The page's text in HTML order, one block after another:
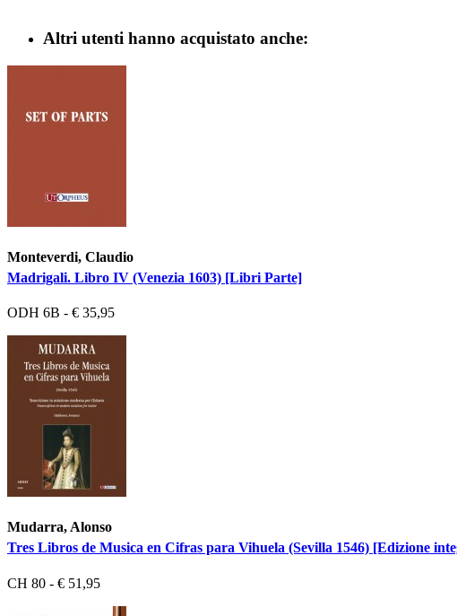
Altri utenti hanno acquistato anche:
Monteverdi, Claudio
Madrigali. Libro IV (Venezia 1603) [Libri Parte]
ODH 6B - € 35,95
Mudarra, Alonso
Tres Libros de Musica en Cifras para Vihuela (Sevilla 1546) [Edizione
CH 80 - € 51,95